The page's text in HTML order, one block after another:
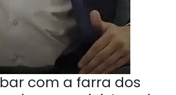
com a farra dos